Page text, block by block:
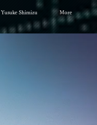
Yusuke Shimizu More